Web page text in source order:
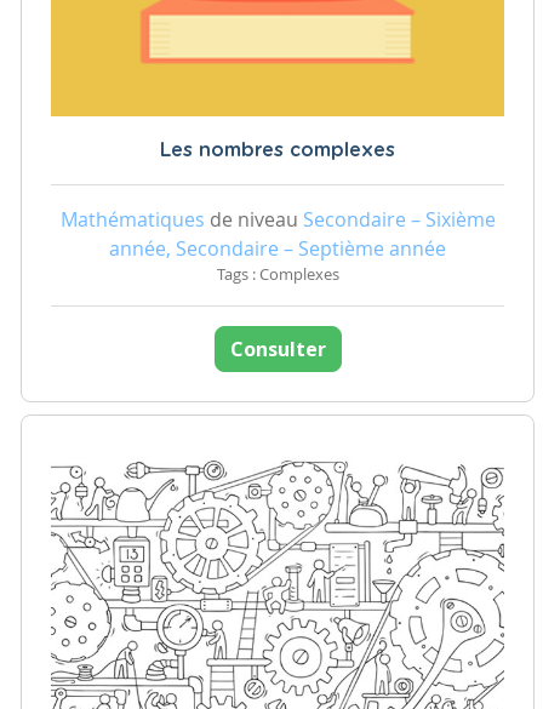
Les nombres complexes
Mathématiques de niveau Secondaire – Sixième
année, Secondaire – Septième année
Tags : Complexes
Consulter